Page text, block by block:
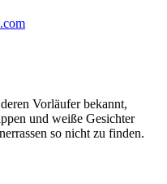
Vorläufer bekannt,
und weiße Gesichter
so nicht zu finden.